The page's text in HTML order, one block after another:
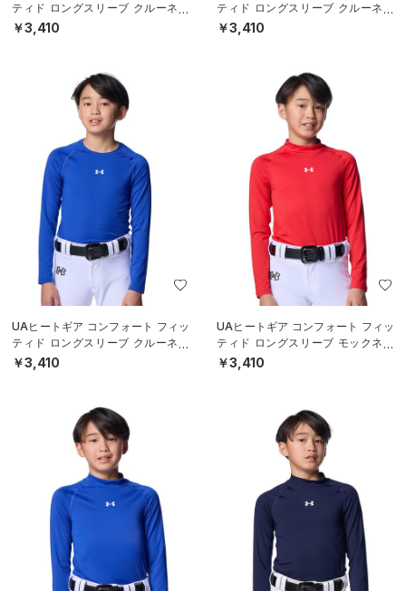
ティド ロングスリーブ クルーネッ
ク シャツ（ベースボール/BOYS）
￥3,410
ティド ロングスリーブ クルーネッ
ク シャツ（ベースボール/BOYS）
￥3,410
UAヒートギア コンフォート フィッ
ティド ロングスリーブ クルーネッ
ク シャツ（ベースボール/BOYS）
￥3,410
UAヒートギア コンフォート フィッ
ティド ロングスリーブ モックネッ
ク シャツ（ベースボール/BOYS）
￥3,410